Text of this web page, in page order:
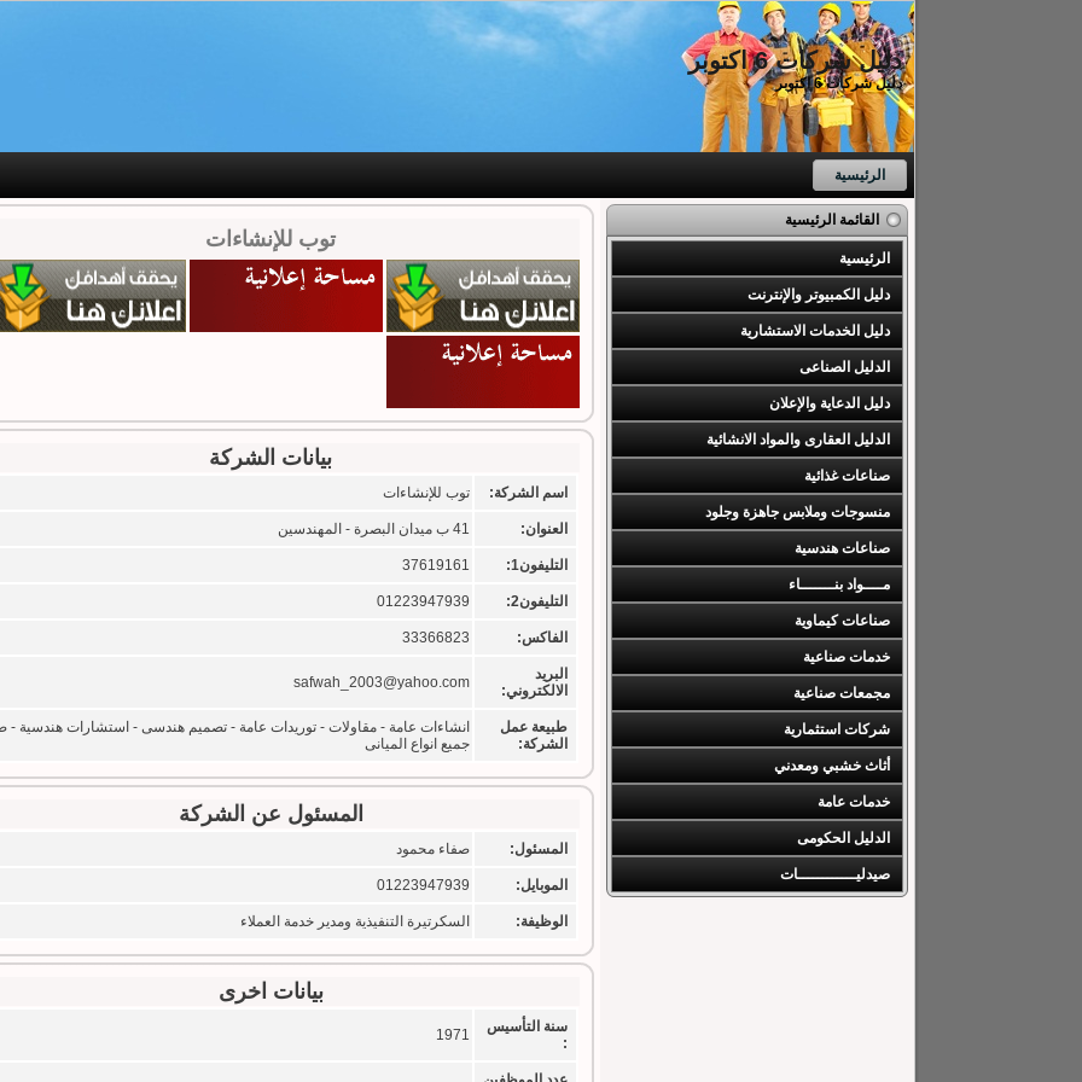
دليل شركات 6 اكتوبر
دليل شركات 6 اكتوبر
الرئيسية
القائمة الرئيسية
الرئيسية
دليل الكمبيوتر والإنترنت
دليل الخدمات الاستشارية
الدليل الصناعى
دليل الدعاية والإعلان
الدليل العقارى والمواد الانشائية
صناعات غذائية
منسوجات وملابس جاهزة وجلود
صناعات هندسية
مــــواد بنـــــــاء
صناعات كيماوية
خدمات صناعية
مجمعات صناعية
شركات استثمارية
أثاث خشبي ومعدني
خدمات عامة
الدليل الحكومى
صيدليــــــــــــات
توب للإنشاءات
بيانات الشركة
اسم الشركة: توب للإنشاءات
العنوان: 41 ب ميدان البصرة - المهندسين
التليفون1: 37619161
التليفون2: 01223947939
الفاكس: 33366823
البريد
الالكتروني:
safwah_2003@yahoo.com
طبيعة عمل
الشركة:
انشاءات عامة - مقاولات - توريدات عامة - تصميم هندسى - استشارات هندسية -
جميع انواع الميانى
المسئول عن الشركة
المسئول: صفاء محمود
الموبايل: 01223947939
الوظيفة: السكرتيرة التنفيذية ومدير خدمة العملاء
بيانات اخرى
سنة التأسيس
:
1971